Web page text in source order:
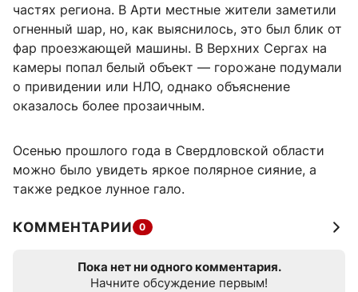
частях региона. В Арти местные жители заметили
огненный шар, но, как выяснилось, это был блик от
фар проезжающей машины. В Верхних Сергах на
камеры попал белый объект — горожане подумали
о привидении или НЛО, однако объяснение
оказалось более прозаичным.
Осенью прошлого года в Свердловской области
можно было увидеть яркое полярное сияние, а
также редкое лунное гало.
КОММЕНТАРИИ 0
Пока нет ни одного комментария.
Начните обсуждение первым!